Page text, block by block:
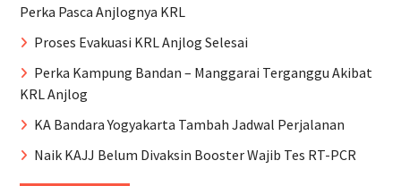
Perka Pasca Anjlognya KRL
Proses Evakuasi KRL Anjlog Selesai
Perka Kampung Bandan – Manggarai Terganggu Akibat
KRL Anjlog
KA Bandara Yogyakarta Tambah Jadwal Perjalanan
Naik KAJJ Belum Divaksin Booster Wajib Tes RT-PCR